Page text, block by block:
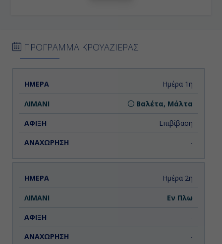
ΠΡΟΓΡΑΜΜΑ ΚΡΟΥΑΖΙΕΡΑΣ
ΗΜΕΡΑ ΑΝΑΧΩΡΗΣΗ
Ημέρα 1η
Βαλέτα, Μάλτα
Επιβίβαση
-
Ημέρα 2η
Εν Πλω
-
-